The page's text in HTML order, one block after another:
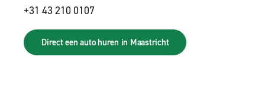
+31 43 210 0107
Direct een auto huren in Maastricht